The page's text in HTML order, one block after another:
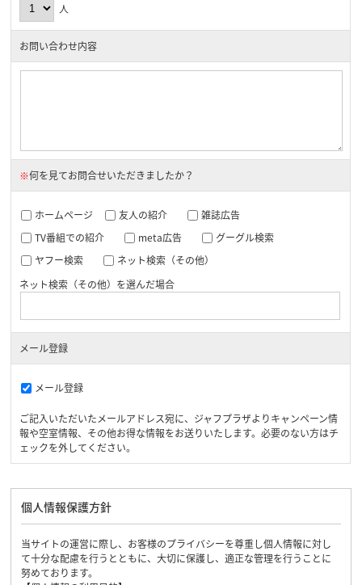
人
お問い合わせ内容
※何を見てお問合せいただきましたか？
ホームページ 友人の紹介
雑誌広告
TV番組での紹介
meta広告
グーグル検索
ヤフー検索
ネット検索（その他）
ネット検索（その他）を選んだ場合
メール登録
メール登録
ご記入いただいたメールアドレス宛に、ジャフプラザよりキャンペーン情
報や空室情報、その他お得な情報をお送りいたします。必要のない方はチ
ェックを外してください。
個人情報保護方針
当サイトの運営に際し、お客様のプライバシーを尊重し個人情報に対し
て十分な配慮を行うとともに、大切に保護し、適正な管理を行うことに
努めております。